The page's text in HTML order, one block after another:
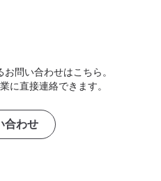
問い合わせはこちら。
に直接連絡できます。
合わせ